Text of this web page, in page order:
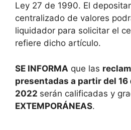
Ley 27 de 1990. El
centralizado de valores
liquidador para solicitar el
refiere dicho artículo.
SE INFORMA que las
presentadas a partir del
2022 serán calificadas y
EXTEMPORÁNEAS.